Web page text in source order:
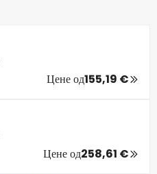
Цене од155,19 €
Цене од258,61 €